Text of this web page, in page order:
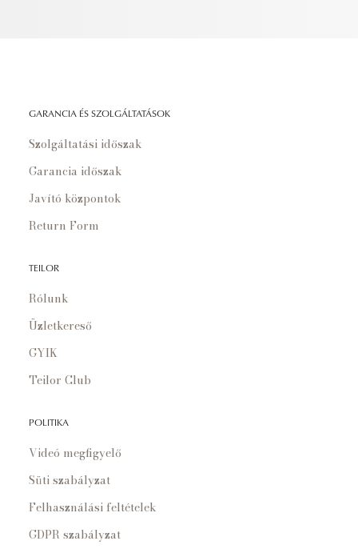
GARANCIA ÉS SZOLGÁLTATÁSOK
Szolgáltatási időszak
Garancia időszak
Javító központok
Return Form
TEILOR
Rólunk
Üzletkereső
GYIK
Teilor Club
POLITIKA
Videó megfigyelő
Süti szabályzat
Felhasználási feltételek
GDPR szabályzat